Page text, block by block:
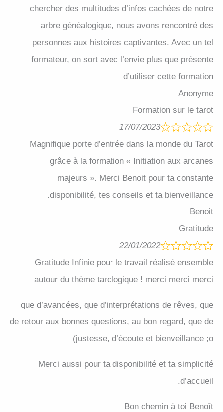
chercher des multitudes d’infos cachées de notre
arbre généalogique, nous avons rencontré des
personnes aux histoires captivantes. Avec un tel
formateur, on sort avec l’envie plus que présente
d’utiliser cette formation
Anonyme
Formation sur le tarot
17/07/2023
Magnifique porte d’entrée dans la monde du Tarot
grâce à la formation « Initiation aux arcanes
majeurs ». Merci Benoit pour ta constante
disponibilité, tes conseils et ta bienveillance.
Benoit
Gratitude
22/01/2022
Gratitude Infinie pour le travail réalisé ensemble
autour du thème tarologique ! merci merci merci
que d’avancées, que d’interprétations de rêves, que
de retour aux bonnes questions, au bon regard, que de
justesse, d’écoute et bienveillance ;o)
Merci aussi pour ta disponibilité et ta simplicité
d’accueil.
Bon chemin à toi Benoît